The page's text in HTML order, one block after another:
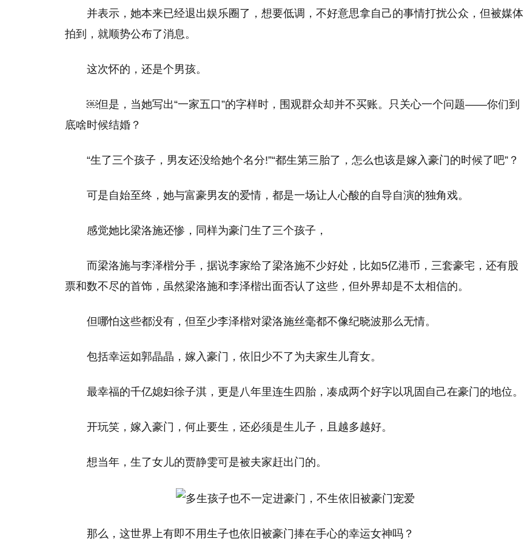
并表示，她本来已经退出娱乐圈了，想要低调，不好意思拿自己的事情打扰公众，但被媒体
拍到，就顺势公布了消息。
这次怀的，还是个男孩。
￼ 但是，当她写出“一家五口”的字样时，围观群众却并不买账。只关心一个问题——你们到
底啥时候结婚？
“生了三个孩子，男友还没给她个名分!”“都生第三胎了，怎么也该是嫁入豪门的时候了吧”？
可是自始至终，她与富豪男友的爱情，都是一场让人心酸的自导自演的独角戏。
感觉她比梁洛施还惨，同样为豪门生了三个孩子，
而梁洛施与李泽楷分手，据说李家给了梁洛施不少好处，比如5亿港币，三套豪宅，还有股
票和数不尽的首饰，虽然梁洛施和李泽楷出面否认了这些，但外界却是不太相信的。
但哪怕这些都没有，但至少李泽楷对梁洛施丝毫都不像纪晓波那么无情。
包括幸运如郭晶晶，嫁入豪门，依旧少不了为夫家生儿育女。
最幸福的千亿媳妇徐子淇，更是八年里连生四胎，凑成两个好字以巩固自己在豪门的地位。
开玩笑，嫁入豪门，何止要生，还必须是生儿子，且越多越好。
想当年，生了女儿的贾静雯可是被夫家赶出门的。
那么，这世界上有即不用生子也依旧被豪门捧在手心的幸运女神吗？